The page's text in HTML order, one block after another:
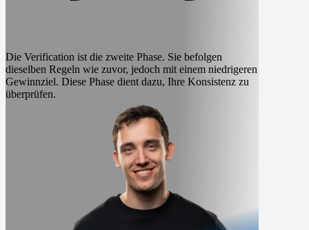
Die Verification ist die zweite Phase. Sie befolgen
dieselben Regeln wie zuvor, jedoch mit einem niedrigeren
Gewinnziel. Diese Phase dient dazu, Ihre Konsistenz zu
überprüfen.